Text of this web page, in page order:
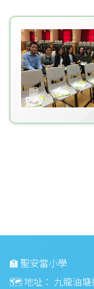
🏫 聖安當小學
🗺️ 地址： 九龍油塘